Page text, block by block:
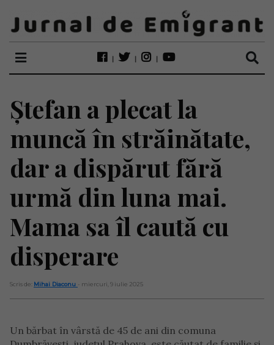
Ștefan a plecat la
muncă în străinătate,
dar a dispărut fără
urmă din luna mai.
Mama sa îl caută cu
disperare
Scris de: Mihai Diaconu - miercuri, 9 iulie 2025
Un bărbat în vârstă de 45 de ani din comuna